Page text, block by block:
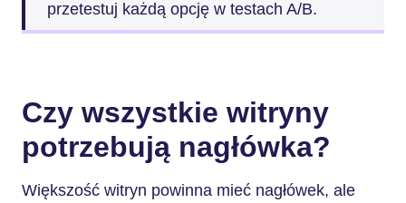
przetestuj każdą opcję w testach A/B.
Czy wszystkie witryny
potrzebują nagłówka?
Większość witryn powinna mieć nagłówek, ale